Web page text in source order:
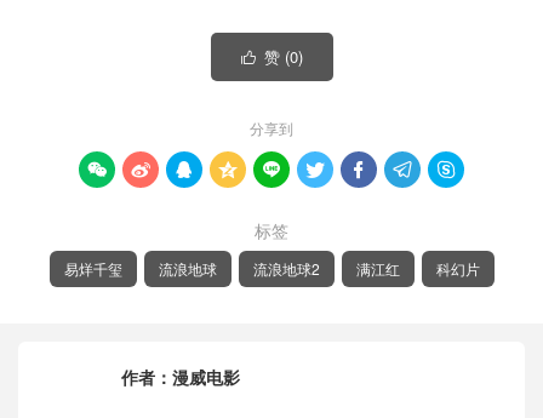
 赞 (0)
分享到
        
标签
易烊千玺 流浪地球 流浪地球2 满江红 科幻片
作者： 漫威电影